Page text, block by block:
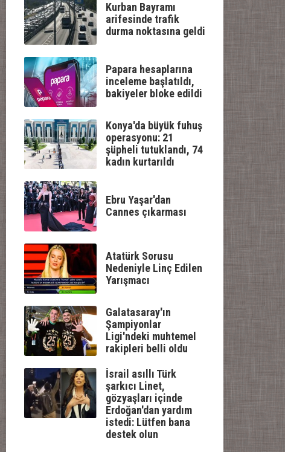
Kurban Bayramı
arifesinde trafik
durma noktasına geldi
Papara hesaplarına
inceleme başlatıldı,
bakiyeler bloke edildi
Konya'da büyük fuhuş
operasyonu: 21
şüpheli tutuklandı, 74
kadın kurtarıldı
Ebru Yaşar'dan
Cannes çıkarması
Atatürk Sorusu
Nedeniyle Linç Edilen
Yarışmacı
Galatasaray'ın
Şampiyonlar
Ligi'ndeki muhtemel
rakipleri belli oldu
İsrail asıllı Türk
şarkıcı Linet,
gözyaşları içinde
Erdoğan'dan yardım
istedi: Lütfen bana
destek olun